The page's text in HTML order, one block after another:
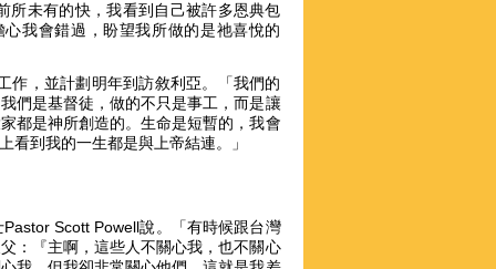
所未有的快，我看到自己被許多恩典包
我會錯過，盼望我所做的是祂喜悅的
作，並計劃明年到訪敘利亞。「我們的
們是基督徒，做的不只是事工，而是讓
都是神所創造的。生命是短暫的，我會
看到我的一生都是與上帝結連。」
Scott Powell說。「有時候跟台灣
：『主啊，這些人不關心我，也不關心